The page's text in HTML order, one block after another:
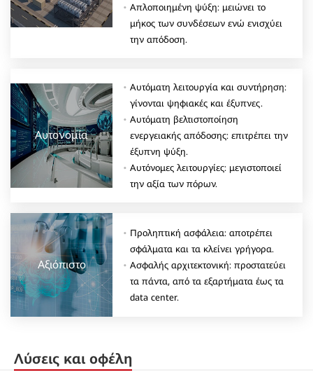
Απλοποιημένη ψύξη: μειώνει το
μήκος των συνδέσεων ενώ ενισχύει
την απόδοση.
Αυτόματη λειτουργία και συντήρηση:
γίνονται ψηφιακές και έξυπνες.
Αυτόματη βελτιστοποίηση
ενεργειακής απόδοσης: επιτρέπει την
έξυπνη ψύξη.
Αυτόνομες λειτουργίες: μεγιστοποιεί
την αξία των πόρων.
Αυτονομία
Αξιόπιστο
Προληπτική ασφάλεια: αποτρέπει
σφάλματα και τα κλείνει γρήγορα.
Ασφαλής αρχιτεκτονική: προστατεύει
τα πάντα, από τα εξαρτήματα έως τα
data center.
Λύσεις και οφέλη